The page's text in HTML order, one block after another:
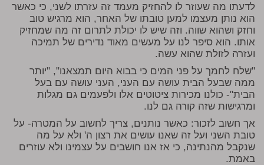
לדעתו מה שעוזר לו להחזיק מעמד זה עזרתו לשני, כי כאשר
הוא נותן מעצמו למען טובתו של האחר, הוא מרגיש טוב
וחזק ושהוא שווה. וזה שיש לו יכולת לתרום זה מה שמחזיק
אותו. הוא סיפר לנו על מעשים מאוד נדירים של תמיכה
ועזרה לזולת שהוא עשה.
"שלח לחמך על פני המים כי בבוא היום תמצאנו", "יותר
ממה שבעל הבית עושה עם העני, העני עושה עם בעל
הבית"- כולנו מכירות ציטוטים אלו ולפעמים גם מגלות
ומרגישות שזה קורה גם לנו.
אך חשוב לזכור: כאשר נותנים, צריך לחשוב על המטרה- על
טובת השני ועל זה שאנו עושים את רצון ה' ולא על מה
שנקבל מהנתינה, כי אז אנו חושבים על עצמינו ולא עוזרים
באמת.